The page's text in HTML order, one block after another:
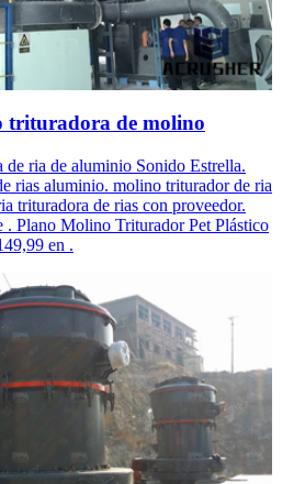
trituradora de molino
de ria de aluminio Sonido Estrella.
rias aluminio. molino triturador de ria
trituradora de rias con proveedor.
. Plano Molino Triturador Pet Plástico
en .